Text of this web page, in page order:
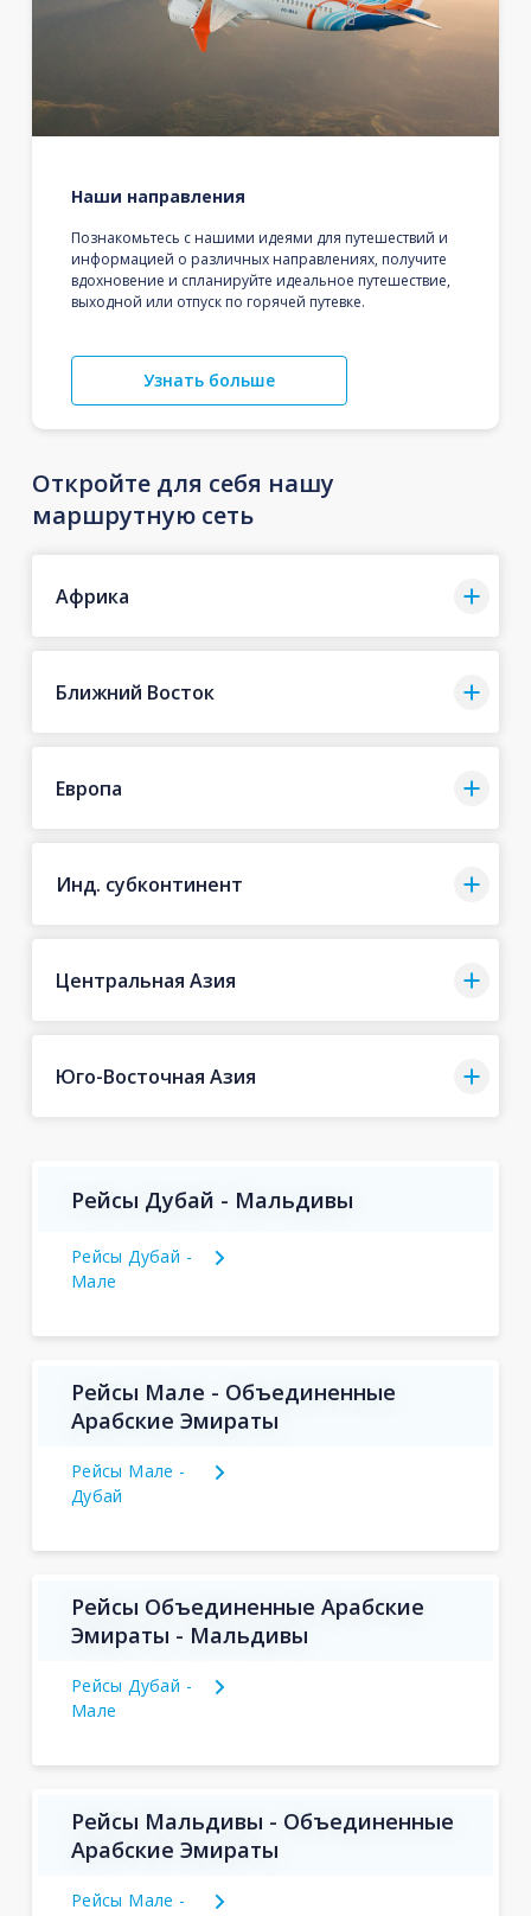
Наши направления
Познакомьтесь с нашими идеями для путешествий и
информацией о различных направлениях, получите
вдохновение и спланируйте идеальное путешествие,
выходной или отпуск по горячей путевке.
Узнать больше
Откройте для себя нашу
маршрутную сеть
Африка
Ближний Восток
Европа
Инд. субконтинент
Центральная Азия
Юго-Восточная Азия
Рейсы Дубай - Мальдивы
Рейсы Дубай -
Мале
Рейсы Мале - Объединенные
Арабские Эмираты
Рейсы Мале -
Дубай
Рейсы Объединенные Арабские
Эмираты - Мальдивы
Рейсы Дубай -
Мале
Рейсы Мальдивы - Объединенные
Арабские Эмираты
Рейсы Мале -